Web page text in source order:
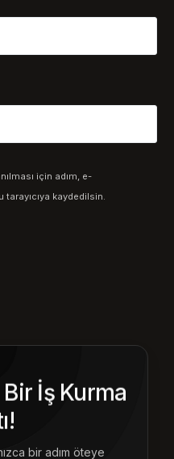
için adım, e-
kaydedilsin.
İş Kurma
bir adım öteye